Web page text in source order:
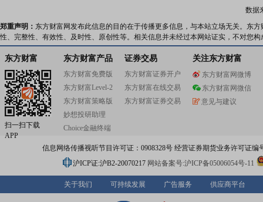
数据
郑重声明： 东方财富网发布此信息的目的在于传播更多信息，与本站立场无关。东
性、完整性、有效性、及时性、原创性等。相关信息并未经过本网站证实，不对您
东方财富
扫一扫下载
APP
东方财富产品
东方财富免费版
东方财富Level-2
东方财富策略版
妙想投研助理
Choice金融终端
证券交易
东方财富证券开户
东方财富在线交易
东方财富证券交易
关注东方财富
东方财富网微博
东方财富网微信
意见与建议
信息网络传播视听节目许可证：0908328号 经营证券期货业务许可证编
沪ICP证:沪B2-20070217 网站备案号:沪ICP备05006054号-11
关于我们 可持续发展 广告服务 供应商平台